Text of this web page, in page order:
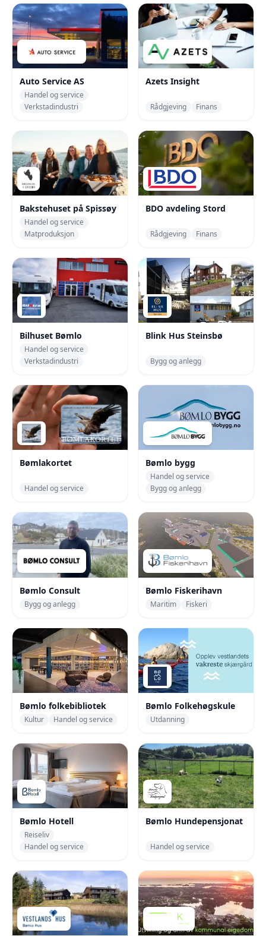
Auto Service AS
Handel og service
Verkstadindustri
Azets Insight
Rådgjeving Finans
Bakstehuset på Spissøy
Handel og service
Matproduksjon
BDO avdeling Stord
Rådgjeving Finans
Bilhuset Bømlo
Handel og service
Verkstadindustri
Blink Hus Steinsbø
Bygg og anlegg
Bømlakortet
Handel og service
Bømlo bygg
Handel og service
Bygg og anlegg
Bømlo Consult
Bygg og anlegg
Bømlo Fiskerihavn
Maritim Fiskeri
Bømlo folkebibliotek
Kultur Handel og service
Bømlo Folkehøgskule
Utdanning
Bømlo Hotell
Reiseliv
Handel og service
Bømlo Hundepensjonat
Handel og service